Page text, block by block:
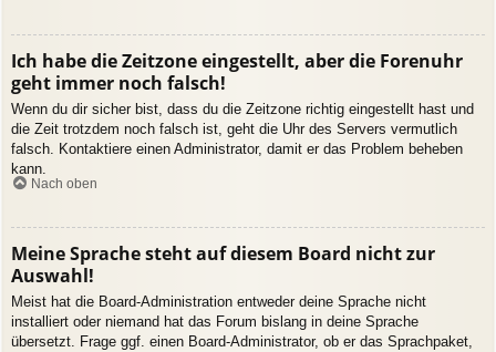
Ich habe die Zeitzone eingestellt, aber die Forenuhr
geht immer noch falsch!
Wenn du dir sicher bist, dass du die Zeitzone richtig eingestellt hast und
die Zeit trotzdem noch falsch ist, geht die Uhr des Servers vermutlich
falsch. Kontaktiere einen Administrator, damit er das Problem beheben
kann.
Nach oben
Meine Sprache steht auf diesem Board nicht zur
Auswahl!
Meist hat die Board-Administration entweder deine Sprache nicht
installiert oder niemand hat das Forum bislang in deine Sprache
übersetzt. Frage ggf. einen Board-Administrator, ob er das Sprachpaket,